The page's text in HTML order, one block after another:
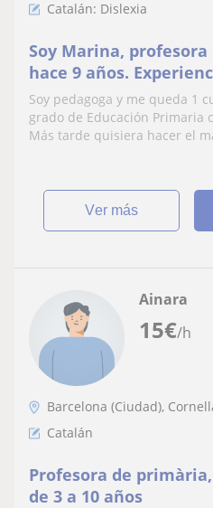
Catalán: Dislexia
Soy Marina,
hace 9 años.
educativas especiales
Soy pedagoga y me queda 1
grado de Educación Primaria
Más tarde quisiera hacer el
ver más
15€/h
Ainara
Barcelona (Ciudad),
Catalán
Profesora de
de 3 a 10 años